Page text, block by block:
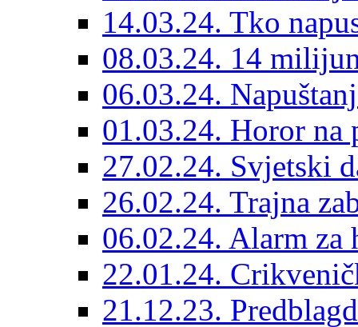
14.03.24. Tko
08.03.24. 14
06.03.24.
01.03.24. Horor na
27.02.24. Svjetski
26.02.24. Trajna
06.02.24. Alarm
22.01.24.
21.12.23.